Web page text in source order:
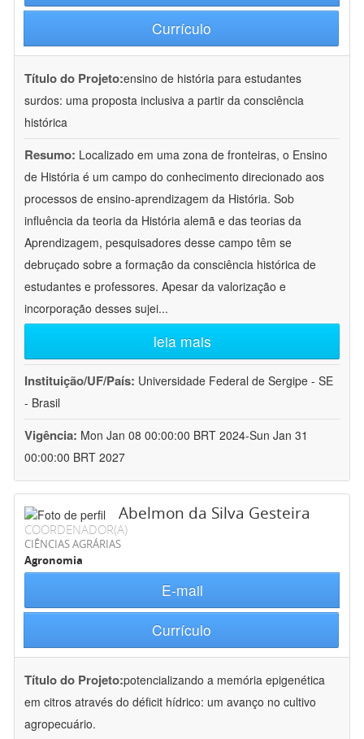
Currículo
Título do Projeto:ensino de história para estudantes
surdos: uma proposta inclusiva a partir da consciência
histórica
Resumo: Localizado em uma zona de fronteiras, o Ensino
de História é um campo do conhecimento direcionado aos
processos de ensino-aprendizagem da História. Sob
influência da teoria da História alemã e das teorias da
Aprendizagem, pesquisadores desse campo têm se
debruçado sobre a formação da consciência histórica de
estudantes e professores. Apesar da valorização e
incorporação desses sujei...
leia mais
Instituição/UF/País: Universidade Federal de Sergipe - SE
- Brasil
Vigência: Mon Jan 08 00:00:00 BRT 2024-Sun Jan 31
00:00:00 BRT 2027
Abelmon da Silva Gesteira
COORDENADOR(A)
CIÊNCIAS AGRÁRIAS
Agronomia
E-mail
Currículo
Título do Projeto:potencializando a memória epigenética
em citros através do déficit hídrico: um avanço no cultivo
agropecuário.